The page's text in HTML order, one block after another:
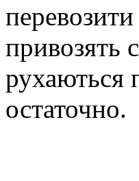
привозять
рухаються
остаточно.